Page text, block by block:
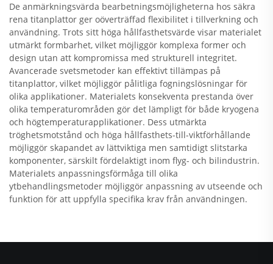
De anmärkningsvärda bearbetningsmöjligheterna hos säkra
rena titanplattor ger oöverträffad flexibilitet i tillverkning och
användning. Trots sitt höga hållfasthetsvärde visar materialet
utmärkt formbarhet, vilket möjliggör komplexa former och
design utan att kompromissa med strukturell integritet.
Avancerade svetsmetoder kan effektivt tillämpas på
titanplattor, vilket möjliggör pålitliga fogningslösningar för
olika applikationer. Materialets konsekventa prestanda över
olika temperaturområden gör det lämpligt för både kryogena
och högtemperaturapplikationer. Dess utmärkta
tröghetsmotstånd och höga hållfasthets-till-viktförhållande
möjliggör skapandet av lättviktiga men samtidigt slitstarka
komponenter, särskilt fördelaktigt inom flyg- och bilindustrin.
Materialets anpassningsförmåga till olika
ytbehandlingsmetoder möjliggör anpassning av utseende och
funktion för att uppfylla specifika krav från användningen.